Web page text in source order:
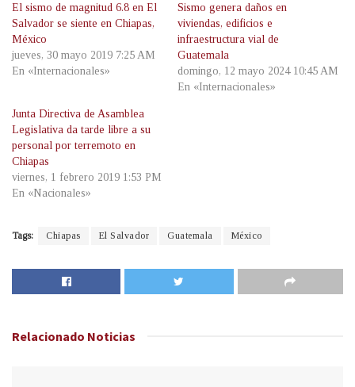
El sismo de magnitud 6.8 en El
Salvador se siente en Chiapas,
México
jueves, 30 mayo 2019 7:25 AM
En «Internacionales»
Sismo genera daños en
viviendas, edificios e
infraestructura vial de
Guatemala
domingo, 12 mayo 2024 10:45 AM
En «Internacionales»
Junta Directiva de Asamblea
Legislativa da tarde libre a su
personal por terremoto en
Chiapas
viernes, 1 febrero 2019 1:53 PM
En «Nacionales»
Tags: Chiapas El Salvador Guatemala México
Relacionado Noticias